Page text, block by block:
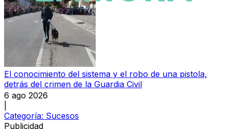
El conocimiento del sistema y el robo de una pistola,
detrás del crimen de la Guardia Civil
6 ago 2026
Categoría: Sucesos
Publicidad